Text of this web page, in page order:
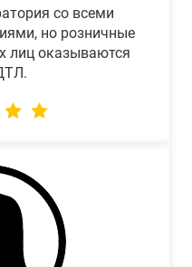
со всеми
но розничные
лиц оказываются